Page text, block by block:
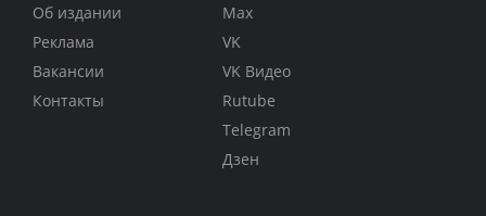
Об издании
Реклама
Вакансии
Контакты
Max
VK
VK Видео
Rutube
Telegram
Дзен